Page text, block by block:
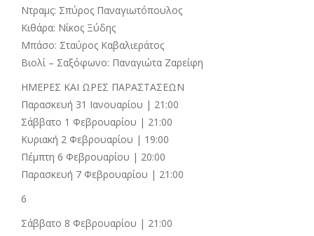
Ντραμς: Σπύρος Παναγιωτόπουλος
Κιθάρα: Νίκος Ξύδης
Μπάσο: Σταύρος Καβαλιεράτος
Βιολί – Σαξόφωνο: Παναγιώτα Ζαρείφη
ΗΜΕΡΕΣ ΚΑΙ ΩΡΕΣ ΠΑΡΑΣΤΑΣΕΩΝ
Παρασκευή 31 Ιανουαρίου | 21:00
Σάββατο 1 Φεβρουαρίου | 21:00
Κυριακή 2 Φεβρουαρίου | 19:00
Πέμπτη 6 Φεβρουαρίου | 20:00
Παρασκευή 7 Φεβρουαρίου | 21:00
6
Σάββατο 8 Φεβρουαρίου | 21:00